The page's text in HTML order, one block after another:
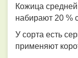
Кожица
набирают 20 %
У сорта есть
применяют